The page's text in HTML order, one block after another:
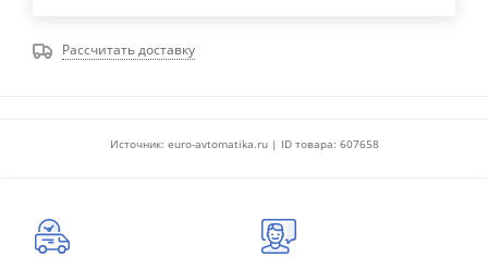
Рассчитать доставку
Источник: euro-avtomatika.ru | ID товара: 607658